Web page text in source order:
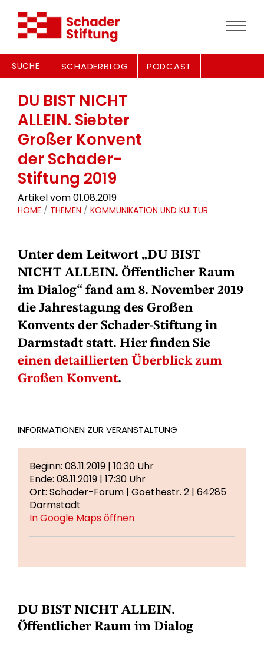
SUCHE SCHADERBLOG PODCAST
DU BIST NICHT
ALLEIN. Siebter
Großer Konvent
der Schader-
Stiftung 2019
Artikel vom 01.08.2019
HOME / THEMEN / KOMMUNIKATION UND KULTUR
Unter dem Leitwort „DU BIST
NICHT ALLEIN. Öffentlicher Raum
im Dialog“ fand am 8. November 2019
die Jahrestagung des Großen
Konvents der Schader-Stiftung in
Darmstadt statt. Hier finden Sie
einen detaillierten Überblick zum
Großen Konvent.
INFORMATIONEN ZUR VERANSTALTUNG
Beginn: 08.11.2019 | 10:30 Uhr
Ende: 08.11.2019 | 17:30 Uhr
Ort: Schader-Forum | Goethestr. 2 | 64285
Darmstadt
In Google Maps öffnen
DU BIST NICHT ALLEIN.
Öffentlicher Raum im Dialog